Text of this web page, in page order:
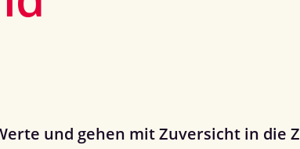
und gehen mit Zuversicht in die